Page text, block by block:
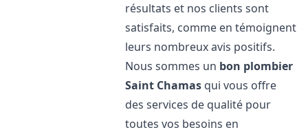
résultats et nos clients sont
satisfaits, comme en témoignent
leurs nombreux avis positifs.
Nous sommes un bon plombier
Saint Chamas qui vous offre
des services de qualité pour
toutes vos besoins en